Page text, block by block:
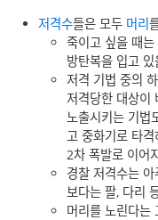
저격수들은 모두 머리
죽이고 싶을 때
방탄복을 입고
저격 기법 중의
저격당한 대상이
노출시키는 기법
고 중화기로 타
2차 폭발로 이어
경찰 저격수는
보다는 팔, 다리
머리를 노린다는